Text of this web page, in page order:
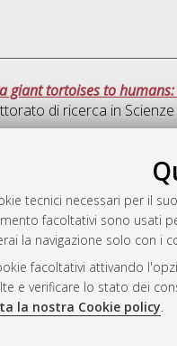
tecnici necessari per il
facoltativi sono usati
la navigazione solo con i
facoltativi attivando
e verificare lo stato dei
la nostra Cookie policy.
giant tortoises to
di ricerca in
AMS Dottorato
ISSN: 2038-7946
Servizio
Impostazioni
Informativa
Condizioni d’uso